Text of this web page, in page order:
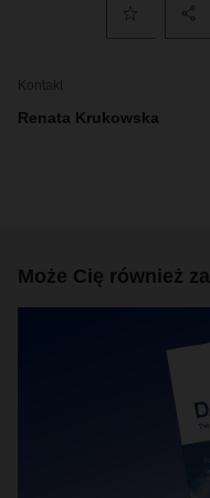
Kontakt
Renata Krukowska
Może Cię również